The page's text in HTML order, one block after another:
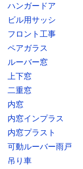
ハンガードア
ビル用サッシ
フロント工事
ペアガラス
ルーバー窓
上下窓
二重窓
内窓
内窓インプラス
内窓プラスト
可動ルーバー雨戸
吊り車